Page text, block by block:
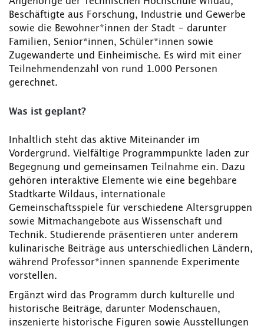
Beschäftigte aus Forschung, Industrie und Gewerbe
sowie die Bewohner*innen der Stadt – darunter
Familien, Senior*innen, Schüler*innen sowie
Zugewanderte und Einheimische. Es wird mit einer
Teilnehmendenzahl von rund 1.000 Personen
gerechnet.
Was ist geplant?
Inhaltlich steht das aktive Miteinander im
Vordergrund. Vielfältige Programmpunkte laden zur
Begegnung und gemeinsamen Teilnahme ein. Dazu
gehören interaktive Elemente wie eine begehbare
Stadtkarte Wildaus, internationale
Gemeinschaftsspiele für verschiedene Altersgruppen
sowie Mitmachangebote aus Wissenschaft und
Technik. Studierende präsentieren unter anderem
kulinarische Beiträge aus unterschiedlichen Ländern,
während Professor*innen spannende Experimente
vorstellen.
Ergänzt wird das Programm durch kulturelle und
historische Beiträge, darunter Modenschauen,
inszenierte historische Figuren sowie Ausstellungen